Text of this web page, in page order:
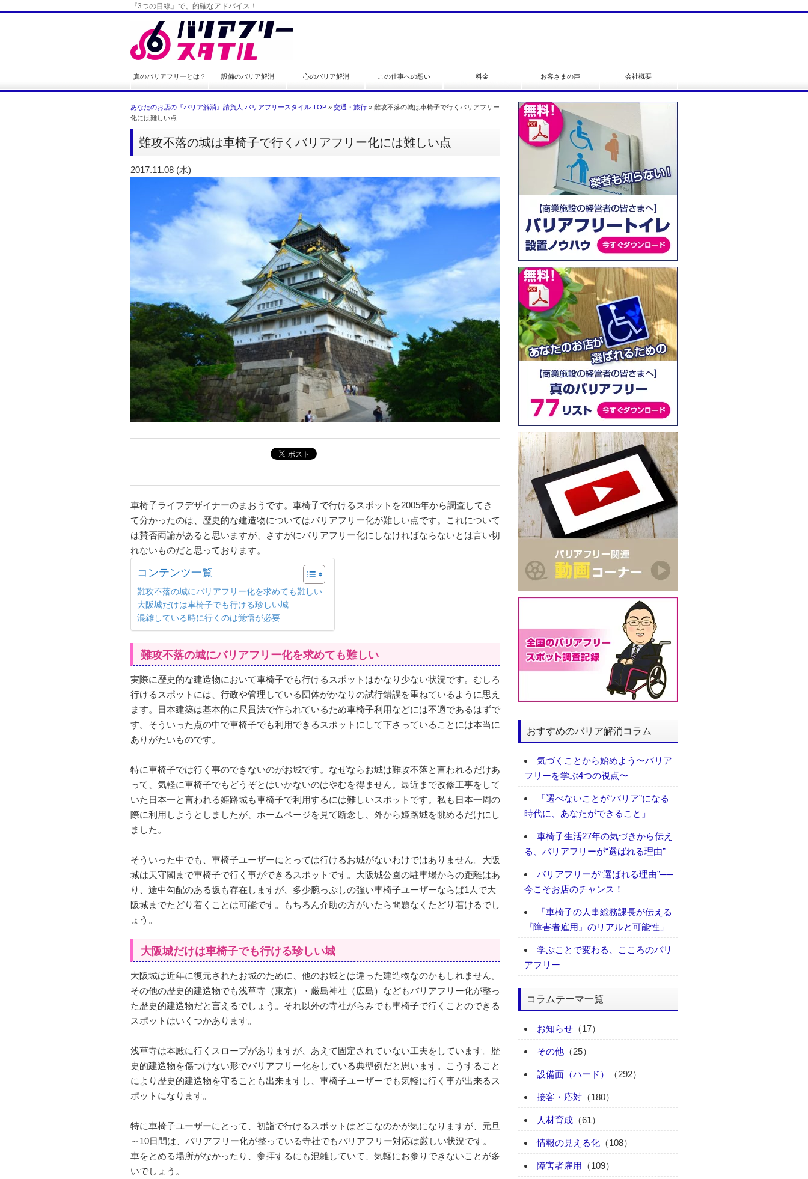
『3つの目線』で、的確なアドバイス！
真のバリアフリーとは？ 設備のバリア解消 心のバリア解消 この仕事への想い 料金 お客さまの声 会社概要
あなたのお店の『バリア解消』請負人 バリアフリースタイル TOP » 交通・旅行 » 難攻不落の城は車椅子で行くバリアフリー
化には難しい点
難攻不落の城は車椅子で行くバリアフリー化には難しい点
2017.11.08 (水)
車椅子ライフデザイナーのまおうです。車椅子で行けるスポットを2005年から調査してき
て分かったのは、歴史的な建造物についてはバリアフリー化が難しい点です。これについて
は賛否両論があると思いますが、さすがにバリアフリー化にしなければならないとは言い切
れないものだと思っております。
コンテンツ一覧
難攻不落の城にバリアフリー化を求めても難しい
大阪城だけは車椅子でも行ける珍しい城
混雑している時に行くのは覚悟が必要
難攻不落の城にバリアフリー化を求めても難しい
実際に歴史的な建造物において車椅子でも行けるスポットはかなり少ない状況です。むしろ
行けるスポットには、行政や管理している団体がかなりの試行錯誤を重ねているように思え
ます。日本建築は基本的に尺貫法で作られているため車椅子利用などには不適であるはずで
す。そういった点の中で車椅子でも利用できるスポットにして下さっていることには本当に
ありがたいものです。
特に車椅子では行く事のできないのがお城です。なぜならお城は難攻不落と言われるだけあ
って、気軽に車椅子でもどうぞとはいかないのはやむを得ません。最近まで改修工事をして
いた日本一と言われる姫路城も車椅子で利用するには難しいスポットです。私も日本一周の
際に利用しようとしましたが、ホームページを見て断念し、外から姫路城を眺めるだけにし
ました。
そういった中でも、車椅子ユーザーにとっては行けるお城がないわけではありません。大阪
城は天守閣まで車椅子で行く事ができるスポットです。大阪城公園の駐車場からの距離はあ
り、途中勾配のある坂も存在しますが、多少腕っぷしの強い車椅子ユーザーならば1人で大
阪城までたどり着くことは可能です。もちろん介助の方がいたら問題なくたどり着けるでし
ょう。
大阪城だけは車椅子でも行ける珍しい城
大阪城は近年に復元されたお城のために、他のお城とは違った建造物なのかもしれません。
その他の歴史的建造物でも浅草寺（東京）・厳島神社（広島）などもバリアフリー化が整っ
た歴史的建造物だと言えるでしょう。それ以外の寺社がらみでも車椅子で行くことのできる
スポットはいくつかあります。
浅草寺は本殿に行くスロープがありますが、あえて固定されていない工夫をしています。歴
史的建造物を傷つけない形でバリアフリー化をしている典型例だと思います。こうすること
により歴史的建造物を守ることも出来ますし、車椅子ユーザーでも気軽に行く事が出来るス
ポットになります。
特に車椅子ユーザーにとって、初詣で行けるスポットはどこなのかが気になりますが、元旦
～10日間は、バリアフリー化が整っている寺社でもバリアフリー対応は厳しい状況です。
車をとめる場所がなかったり、参拝するにも混雑していて、気軽にお参りできないことが多
いでしょう。
おすすめのバリア解消コラム
気づくことから始めよう〜バリア
フリーを学ぶ4つの視点〜
「選べないことが“バリア”になる
時代に、あなたができること」
車椅子生活27年の気づきから伝え
る、バリアフリーが“選ばれる理由”
バリアフリーが“選ばれる理由”──
今こそお店のチャンス！
「車椅子の人事総務課長が伝える
『障害者雇用』のリアルと可能性」
学ぶことで変わる、こころのバリ
アフリー
コラムテーマ一覧
お知らせ （17）
その他 （25）
設備面（ハード） （292）
接客・応対 （180）
人材育成 （61）
情報の見える化 （108）
障害者雇用 （109）